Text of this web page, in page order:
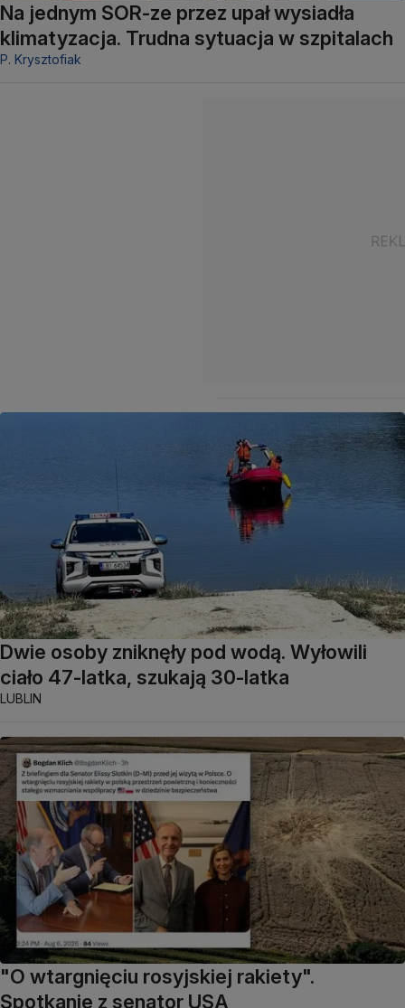
Na jednym SOR-ze przez upał wysiadła
klimatyzacja. Trudna sytuacja w szpitalach
P. Krysztofiak
Dwie osoby zniknęły pod wodą. Wyłowili
ciało 47-latka, szukają 30-latka
LUBLIN
"O wtargnięciu rosyjskiej rakiety".
Spotkanie z senator USA